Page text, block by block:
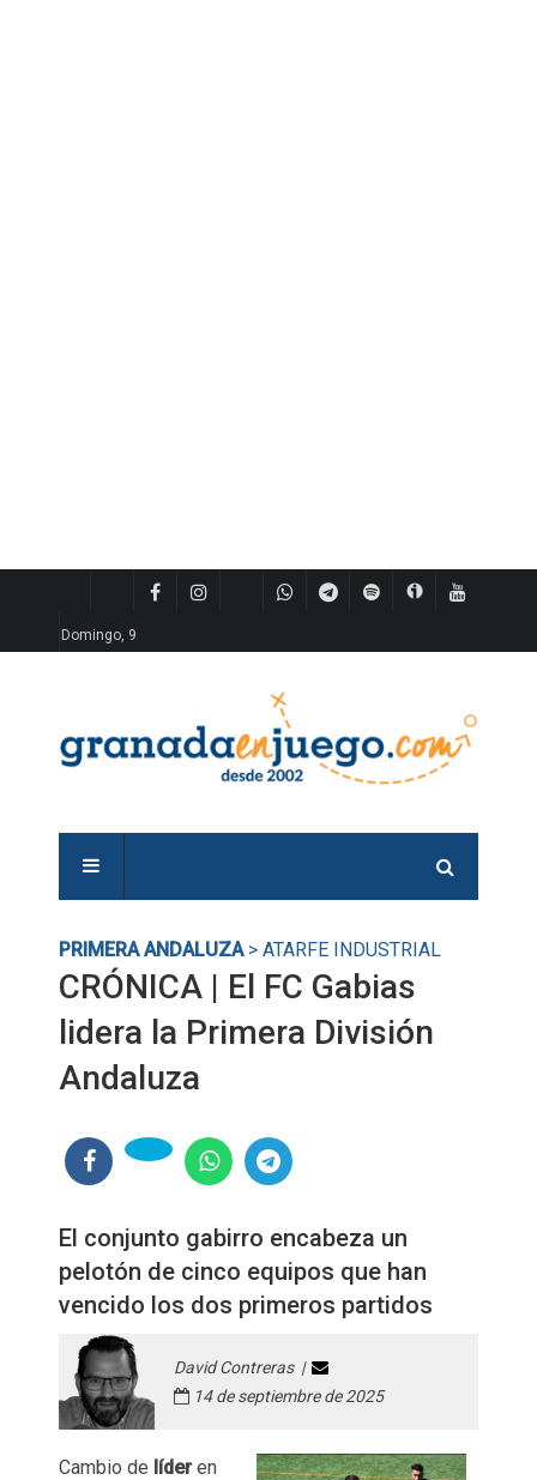
Domingo, 9
PRIMERA ANDALUZA> ATARFE INDUSTRIAL
CRÓNICA | El FC Gabias
lidera la Primera División
Andaluza
El conjunto gabirro encabeza un
pelotón de cinco equipos que han
vencido los dos primeros partidos
David Contreras |
14 de septiembre de 2025
Cambio de líderen